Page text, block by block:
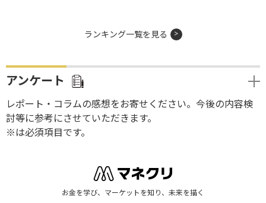
ランキング一覧を見る
アンケート
レポート・コラムの感想をお寄せください。今後の内容検
討等に参考にさせていただきます。
※は必須項目です。
お金を学び、マーケットを知り、未来を描く